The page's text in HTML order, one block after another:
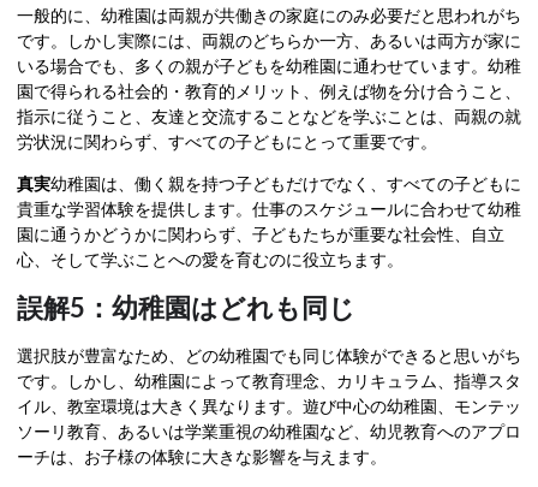
一般的に、幼稚園は両親が共働きの家庭にのみ必要だと思われがち
です。しかし実際には、両親のどちらか一方、あるいは両方が家に
いる場合でも、多くの親が子どもを幼稚園に通わせています。幼稚
園で得られる社会的・教育的メリット、例えば物を分け合うこと、
指示に従うこと、友達と交流することなどを学ぶことは、両親の就
労状況に関わらず、すべての子どもにとって重要です。
真実幼稚園は、働く親を持つ子どもだけでなく、すべての子どもに
貴重な学習体験を提供します。仕事のスケジュールに合わせて幼稚
園に通うかどうかに関わらず、子どもたちが重要な社会性、自立
心、そして学ぶことへの愛を育むのに役立ちます。
誤解5：幼稚園はどれも同じ
選択肢が豊富なため、どの幼稚園でも同じ体験ができると思いがち
です。しかし、幼稚園によって教育理念、カリキュラム、指導スタ
イル、教室環境は大きく異なります。遊び中心の幼稚園、モンテッ
ソーリ教育、あるいは学業重視の幼稚園など、幼児教育へのアプロ
ーチは、お子様の体験に大きな影響を与えます。